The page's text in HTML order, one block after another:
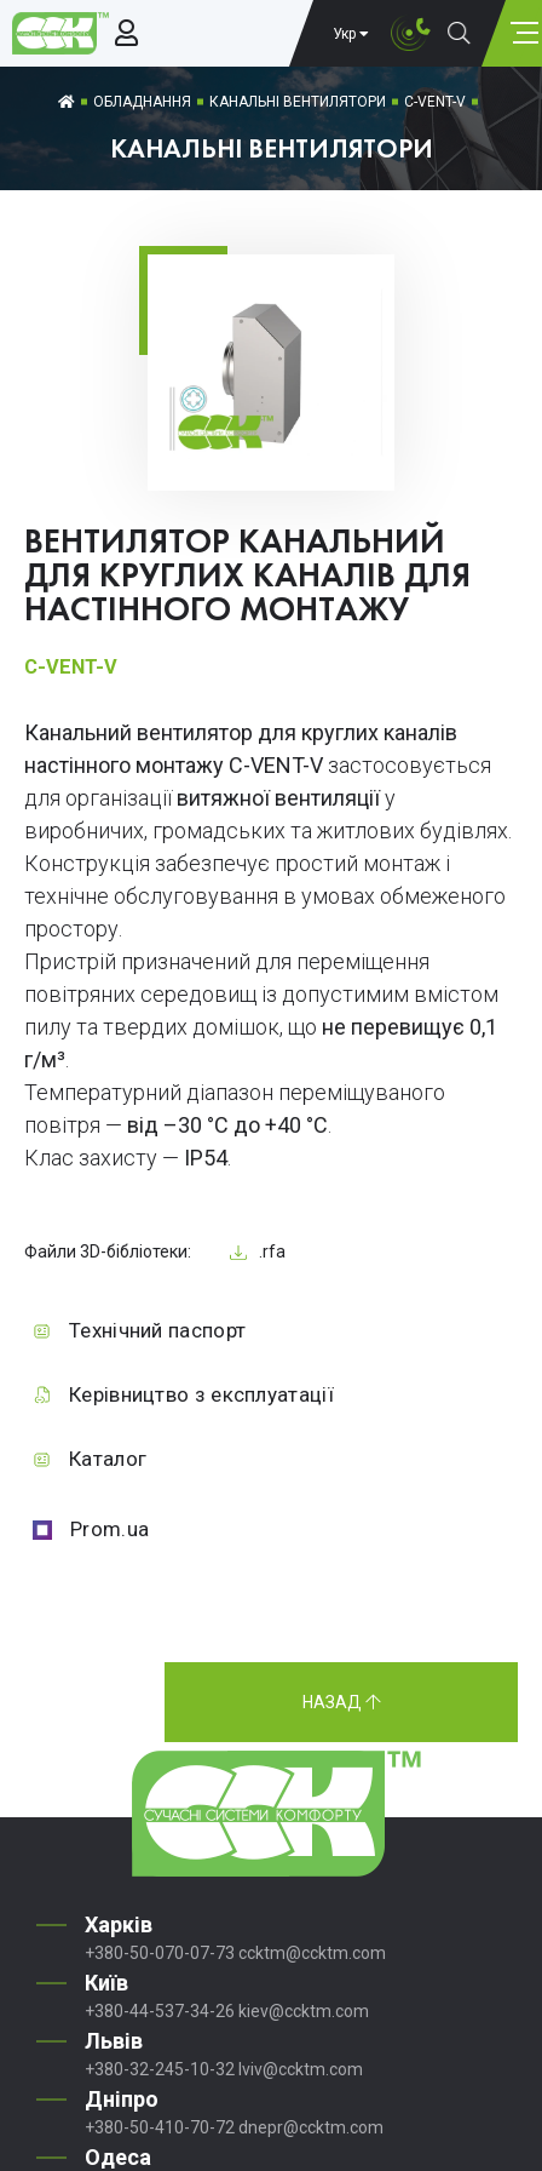
Укр
ОБЛАДНАННЯ КАНАЛЬНІ ВЕНТИЛЯТОРИ C-VENT-V
КАНАЛЬНІ ВЕНТИЛЯТОРИ
ВЕНТИЛЯТОР КАНАЛЬНИЙ
ДЛЯ КРУГЛИХ КАНАЛІВ ДЛЯ
НАСТІННОГО МОНТАЖУ
C-VENT-V
Канальний вентилятор для круглих каналів
настінного монтажу C-VENT-V застосовується
для організаціївитяжної вентиляціїу
виробничих, громадських та житлових будівлях.
Конструкція забезпечує простий монтаж і
технічне обслуговування в умовах обмеженого
простору.
Пристрій призначений для переміщення
повітряних середовищ із допустимим вмістом
пилу та твердих домішок, що не перевищує 0,1
г/м³
Температурний діапазон переміщуваного
повітря — від –30 °C до +40 °C
Клас захисту — IP54.
Файли 3D-бібліотеки: .rfa
Технічний паспорт
Керівництво з експлуатації
Каталог
Prom.ua
НАЗАД
Харків
+380-50-070-07-73 ccktm@ccktm.com
Київ
+380-44-537-34-26 kiev@ccktm.com
Львів
+380-32-245-10-32 lviv@ccktm.com
Дніпро
+380-50-410-70-72 dnepr@ccktm.com
Одеса